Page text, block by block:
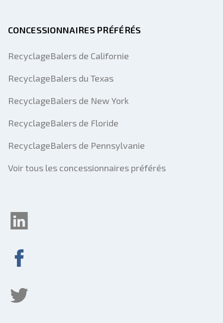
CONCESSIONNAIRES PRÉFÉRÉS
RecyclageBalers de Californie
RecyclageBalers du Texas
RecyclageBalers de New York
RecyclageBalers de Floride
RecyclageBalers de Pennsylvanie
Voir tous les concessionnaires préférés